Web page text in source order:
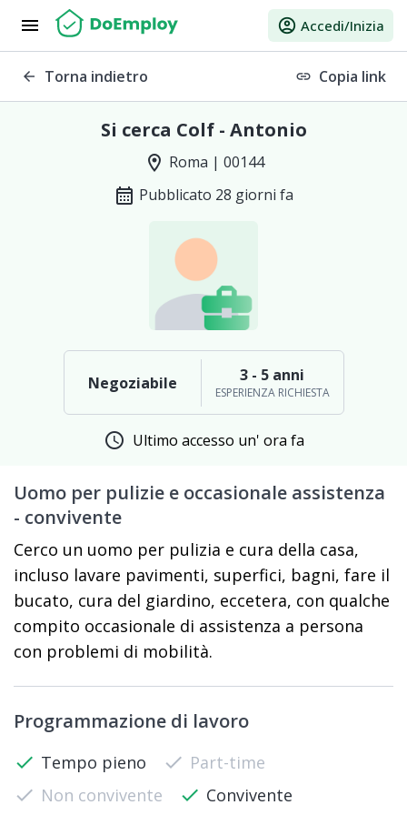
menu account_circle Accedi/Inizia
arrow_back Torna indietro link Copia link
Si cerca Colf - Antonio
location_on Roma | 00144
calendar_month Pubblicato 28 giorni fa
Negoziabile 3 - 5 anni
ESPERIENZA RICHIESTA
schedule Ultimo accesso un' ora fa
Uomo per pulizie e occasionale assistenza
- convivente
Cerco un uomo per pulizia e cura della casa,
incluso lavare pavimenti, superfici, bagni, fare il
bucato, cura del giardino, eccetera, con qualche
compito occasionale di assistenza a persona
con problemi di mobilità.
Programmazione di lavoro
check Tempo pieno check Part-time
check Non convivente check Convivente